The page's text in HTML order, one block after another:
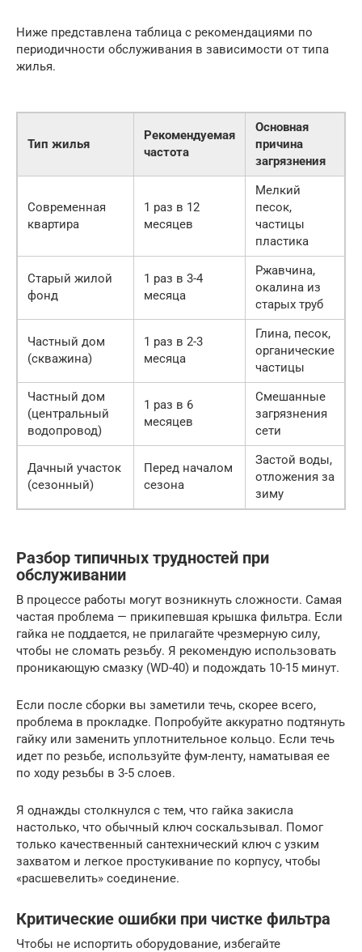
Ниже представлена таблица с рекомендациями по
периодичности обслуживания в зависимости от типа
жилья.
Тип жилья
Рекомендуемая
частота
Основная
причина
загрязнения
Современная
квартира
1 раз в 12
месяцев
Мелкий
песок,
частицы
пластика
Старый жилой
фонд
1 раз в 3-4
месяца
Ржавчина,
окалина из
старых труб
Частный дом
(скважина)
1 раз в 2-3
месяца
Глина, песок,
органические
частицы
Частный дом
(центральный
водопровод)
1 раз в 6
месяцев
Смешанные
загрязнения
сети
Дачный участок
(сезонный)
Перед началом
сезона
Застой воды,
отложения за
зиму
Разбор типичных трудностей при
обслуживании
В процессе работы могут возникнуть сложности. Самая
частая проблема — прикипевшая крышка фильтра. Если
гайка не поддается, не прилагайте чрезмерную силу,
чтобы не сломать резьбу. Я рекомендую использовать
проникающую смазку (WD-40) и подождать 10-15 минут.
Если после сборки вы заметили течь, скорее всего,
проблема в прокладке. Попробуйте аккуратно подтянуть
гайку или заменить уплотнительное кольцо. Если течь
идет по резьбе, используйте фум-ленту, наматывая ее
по ходу резьбы в 3-5 слоев.
Я однажды столкнулся с тем, что гайка закисла
настолько, что обычный ключ соскальзывал. Помог
только качественный сантехнический ключ с узким
захватом и легкое простукивание по корпусу, чтобы
«расшевелить» соединение.
Критические ошибки при чистке фильтра
Чтобы не испортить оборудование, избегайте